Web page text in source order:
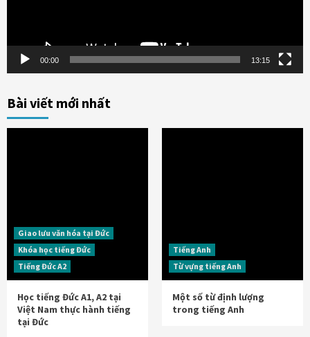
00:00 13:15
Bài viết mới nhất
Giao lưu văn hóa tại Đức
Khóa học tiếng Đức
Tiếng Đức A2
Học tiếng Đức A1, A2 tại
Việt Nam thực hành tiếng
tại Đức
Tiếng Anh
Từ vựng tiếng Anh
Một số từ định lượng
trong tiếng Anh